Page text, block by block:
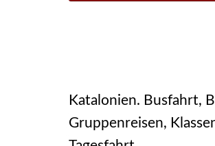
Katalonien. Busfahrt,
Gruppenreisen,